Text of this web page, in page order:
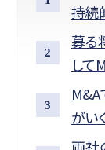
持続
募る
して
M&A
がい